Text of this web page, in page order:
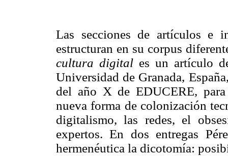
Las secciones de artículos e
estructuran en su corpus
cultura digital es un artículo
Universidad de Granada,
del año X de EDUCERE,
nueva forma de colonización
digitalismo, las redes, el
expertos. En dos entregas
hermenéutica la dicotomía: